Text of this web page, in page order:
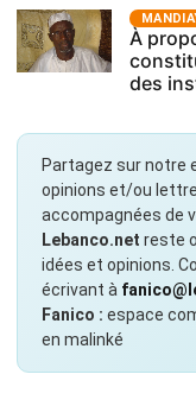
À
des
Partagez sur notre
opinions et/ou
accompagnées de
Lebanco.net reste
idées et opinions.
écrivant à
Fanico : espace
en malinké